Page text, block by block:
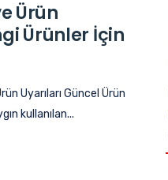
Ürün
Ürünler İçin
Uyarıları Güncel Ürün
kullanılan...